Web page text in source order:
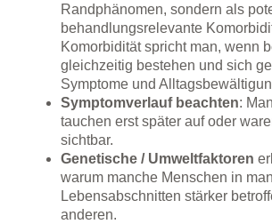
Randphänomen, sondern als
behandlungsrelevante
Komorbidität spricht man, wenn
gleichzeitig bestehen und sich
Symptome und
Symptomverlauf beachten:
tauchen erst später auf oder
sichtbar.
Genetische / Umweltfaktoren
warum manche Menschen in
Lebensabschnitten stärker
anderen.